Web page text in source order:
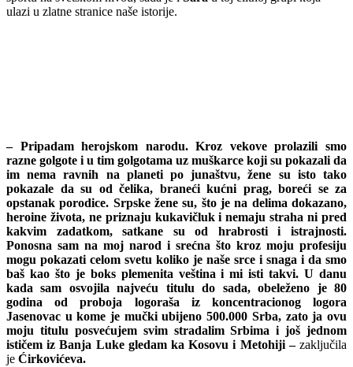
ulazi u zlatne stranice naše istorije.
– Pripadam herojskom narodu. Kroz vekove prolazili smo
razne golgote i u tim golgotama uz muškarce koji su pokazali da
im nema ravnih na planeti po junaštvu, žene su isto tako
pokazale da su od čelika, braneći kućni prag, boreći se za
opstanak porodice. Srpske žene su, što je na delima dokazano,
heroine života, ne priznaju kukavičluk i nemaju straha ni pred
kakvim zadatkom, satkane su od hrabrosti i istrajnosti.
Ponosna sam na moj narod i srećna što kroz moju profesiju
mogu pokazati celom svetu koliko je naše srce i snaga i da smo
baš kao što je boks plemenita veština i mi isti takvi. U danu
kada sam osvojila najveću titulu do sada, obeleženo je 80
godinaod proboja logoraša iz koncentracionog logora
Јasenovac u kome je mučki ubijeno 500.000 Srba, zato ja ovu
moju titulu posvećujem svim stradalim Srbima i još jednom
ističem iz Banja Luke gledam ka Kosovu i Metohiji – zaključila
je Ćirkovićeva.